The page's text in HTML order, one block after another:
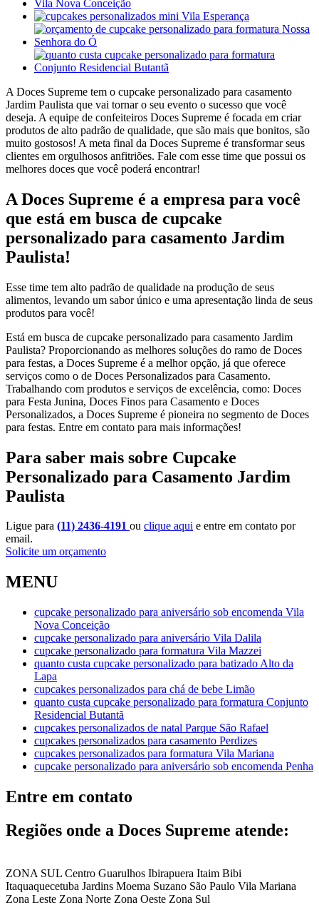
A Doces Supreme tem o cupcake personalizado para casamento
Jardim Paulista que vai tornar o seu evento o sucesso que você
deseja. A equipe de confeiteiros Doces Supreme é focada em criar
produtos de alto padrão de qualidade, que são mais que bonitos, são
muito gostosos! A meta final da Doces Supreme é transformar seus
clientes em orgulhosos anfitriões. Fale com esse time que possui os
melhores doces que você poderá encontrar!
A Doces Supreme é a empresa para você
que está em busca de cupcake
personalizado para casamento Jardim
Paulista!
Esse time tem alto padrão de qualidade na produção de seus
alimentos, levando um sabor único e uma apresentação linda de seus
produtos para você!
Está em busca de cupcake personalizado para casamento Jardim
Paulista? Proporcionando as melhores soluções do ramo de Doces
para festas, a Doces Supreme é a melhor opção, já que oferece
serviços como o de Doces Personalizados para Casamento.
Trabalhando com produtos e serviços de excelência, como: Doces
para Festa Junina, Doces Finos para Casamento e Doces
Personalizados, a Doces Supreme é pioneira no segmento de Doces
para festas. Entre em contato para mais informações!
Para saber mais sobre Cupcake
Personalizado para Casamento Jardim
Paulista
Ligue para (11) 2436-4191 ou clique aqui e entre em contato por
email.
Solicite um orçamento
MENU
cupcake personalizado para aniversário sob encomenda Vila
Nova Conceição
cupcake personalizado para aniversário Vila Dalila
cupcake personalizado para formatura Vila Mazzei
quanto custa cupcake personalizado para batizado Alto da
Lapa
cupcakes personalizados para chá de bebe Limão
quanto custa cupcake personalizado para formatura Conjunto
Residencial Butantã
cupcakes personalizados de natal Parque São Rafael
cupcakes personalizados para casamento Perdizes
cupcakes personalizados para formatura Vila Mariana
cupcake personalizado para aniversário sob encomenda Penha
Entre em contato
Regiões onde a Doces Supreme atende:
ZONA SUL Centro Guarulhos Ibirapuera Itaim Bibi
Itaquaquecetuba Jardins Moema Suzano São Paulo Vila Mariana
Zona Leste Zona Norte Zona Oeste Zona Sul